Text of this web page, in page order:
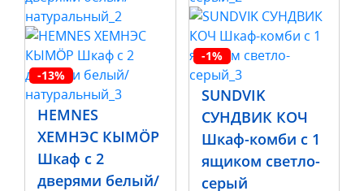
-13%
HEMNES
ХЕМНЭС КЫМÖР
Шкаф с 2
дверями белый/
-1%
SUNDVIK
СУНДВИК КОЧ
Шкаф-комби с 1
ящиком светло-
серый